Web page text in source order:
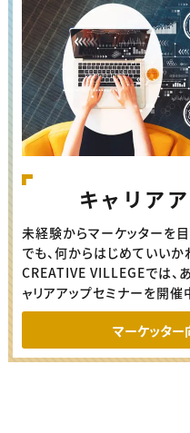
キャリア
未経験からマーケッターを目
でも、何からはじめていいか
CREATIVE VILLEGEでは、
ャリアアップセミナーを開催
マーケッター